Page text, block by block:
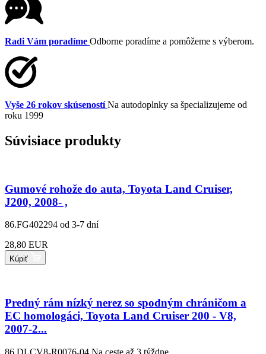
Radi Vám poradíme Odborne poradíme a pomôžeme s výberom.
Vyše 26 rokov skúseností Na autodoplnky sa špecializujeme od
roku 1999
Súvisiace produkty
Gumové rohože do auta, Toyota Land Cruiser,
J200, 2008- ,
86.FG402294 od 3-7 dní
28,80 EUR
Kúpiť
Predný rám nízký nerez so spodným chráničom a
EC homologáci, Toyota Land Cruiser 200 - V8,
2007-2...
86.DLCV8-R0076-04 Na ceste až 3 týždne